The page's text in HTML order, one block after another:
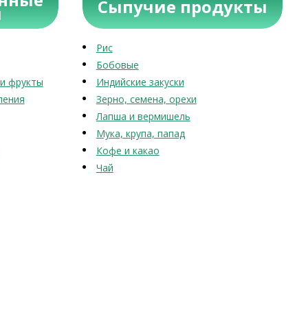
фрукты
Сыпучие продукты
Рис
Бобовые
Индийские закуски
Зерно, семена, орехи
Лапша и вермишель
Мука, крупа, папад
Кофе и какао
Чай